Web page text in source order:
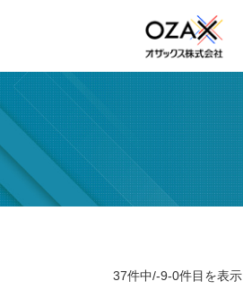
37件中/-9-0件目を表示